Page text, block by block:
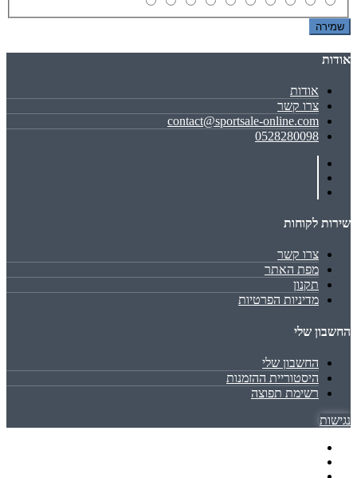
שמירה
אודות
אודות
צרו קשר
contact@sportsale-online.com
0528280098
שירות לקוחות
צרו קשר
מפת האתר
תקנון
מדיניות הפרטיות
החשבון שלי
החשבון שלי
היסטוריית ההזמנות
רשימת תפוצה
נגישות